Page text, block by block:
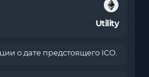
Utility
о дате предстоящего ICO.